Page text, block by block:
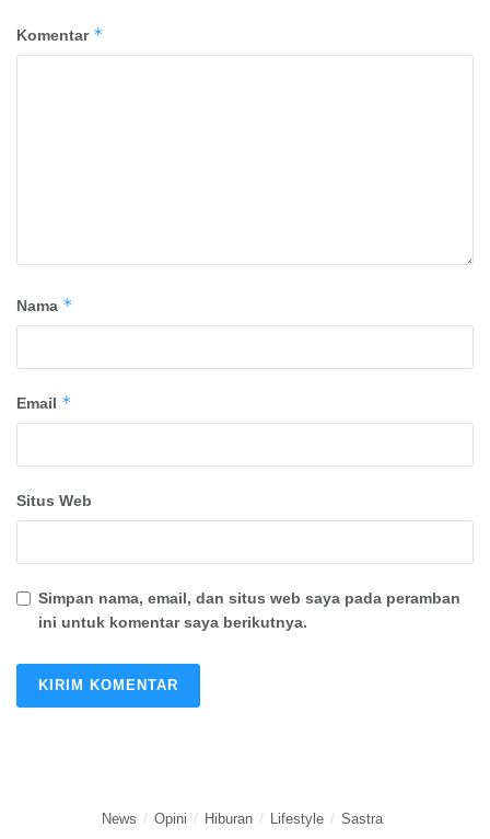
Komentar *
Nama *
Email *
Situs Web
Simpan nama, email, dan situs web saya pada peramban
ini untuk komentar saya berikutnya.
News Opini Hiburan Lifestyle Sastra